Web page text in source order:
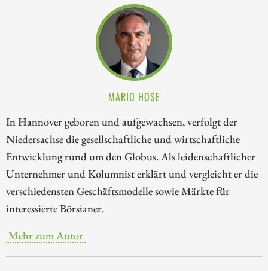
MARIO HOSE
In Hannover geboren und aufgewachsen, verfolgt der
Niedersachse die gesellschaftliche und wirtschaftliche
Entwicklung rund um den Globus. Als leidenschaftlicher
Unternehmer und Kolumnist erklärt und vergleicht er die
verschiedensten Geschäftsmodelle sowie Märkte für
interessierte Börsianer.
Mehr zum Autor